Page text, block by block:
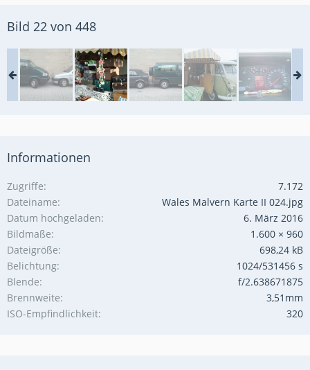
Bild 22 von 448
Informationen
Zugriffe
7.172
Dateiname
Wales Malvern Karte II 024.jpg
Datum hochgeladen
6. März 2016
Bildmaße
1.600 × 960
Dateigröße
698,24 kB
Belichtung
1024/531456 s
Blende
f/2.638671875
Brennweite
3,51mm
ISO-Empfindlichkeit
320